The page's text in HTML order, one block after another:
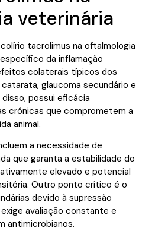
veterinária
tacrolimus na oftalmologia
da inflamação
colaterais típicos dos
glaucoma secundário e
possui eficácia
crônicas que comprometem a
animal.
a necessidade de
que garanta a estabilidade do
elevado e potencial
Outro ponto crítico é o
devido à supressão
avaliação constante e
antimicrobianos.